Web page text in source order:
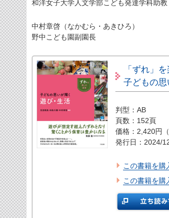
和洋女子大学人文学部こども発達学科助教
中村章啓（なかむら・あきひろ）
野中こども園副園長
「ずれ」
子どもの
判型：AB
頁数：152頁
価格：2,420円（
発行日：2024/
この書籍を購
この書籍を購